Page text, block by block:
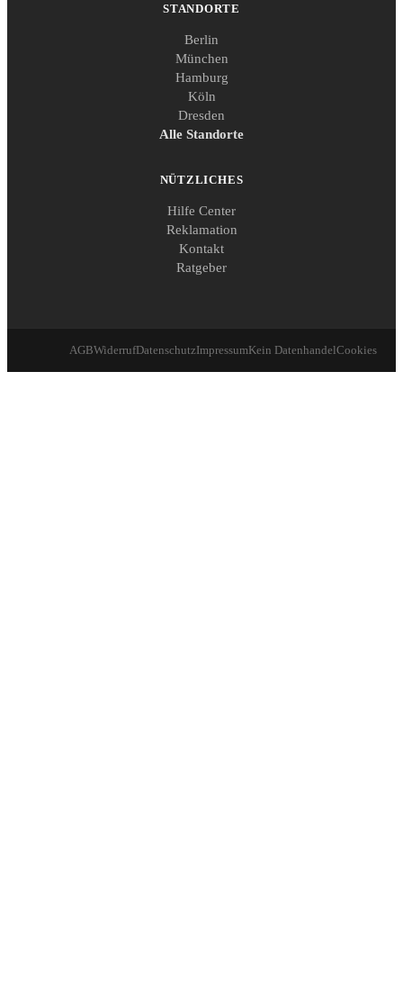
STANDORTE
Berlin
München
Hamburg
Köln
Dresden
Alle Standorte
NÜTZLICHES
Hilfe Center
Reklamation
Kontakt
Ratgeber
AGBWiderrufDatenschutzImpressumKein DatenhandelCookies